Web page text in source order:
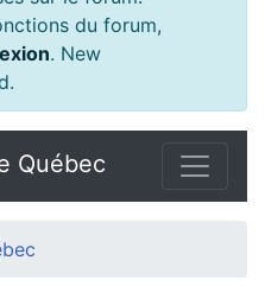
du forum,
. New
Québec